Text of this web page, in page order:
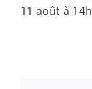
11 août à